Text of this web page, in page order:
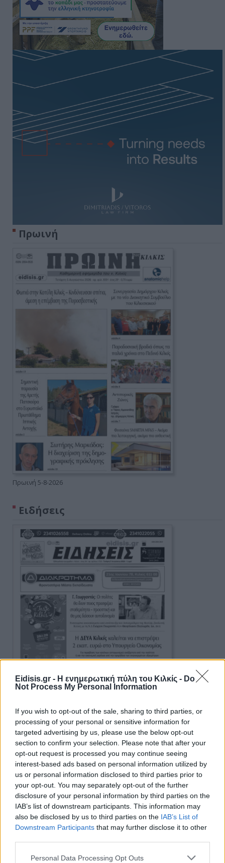
Eidisis.gr - Η ενημερωτική πύλη του Κιλκίς - Do
Not Process My Personal Information
If you wish to opt-out of the sale, sharing to third parties, or
processing of your personal or sensitive information for
targeted advertising by us, please use the below opt-out
section to confirm your selection. Please note that after your
opt-out request is processed you may continue seeing
interest-based ads based on personal information utilized by
us or personal information disclosed to third parties prior to
your opt-out. You may separately opt-out of the further
disclosure of your personal information by third parties on the
IAB’s list of downstream participants. This information may
also be disclosed by us to third parties on the IAB’s List of
Downstream Participants that may further disclose it to other
Personal Data Processing Opt Outs
Πρωινή
Πρωινή 5-8-2026
Ειδήσεις
Ειδήσεις 5-8-2026